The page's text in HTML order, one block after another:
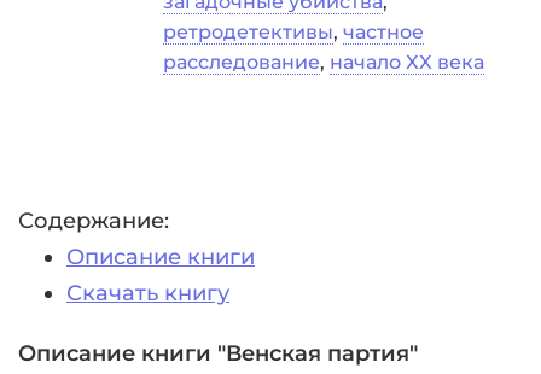
ретродетективы, частное
расследование, начало XX века
Содержание:
Описание книги
Скачать книгу
Описание книги "Венская партия"